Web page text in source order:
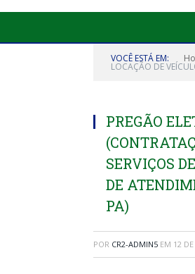
VOCÊ ESTÁ EM:
LOCAÇÃO DE
PREGÃO
SERVIÇOS
DE
PA)
POR CR2-ADMIN5 EM 12